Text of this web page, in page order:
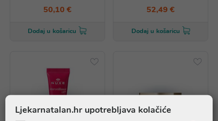
50,10 €
Dodaj u košaricu
52,49 €
Dodaj u košaricu
Ljekarnatalan.hr upotrebljava kolačiće